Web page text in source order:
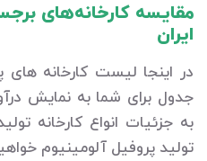
مقایسه کارخانه‌های
ایران
در اینجا لیست کارخانه
جدول برای شما به نمایش
به جزئیات انواع کارخانه
تولید پروفیل آلومینیوم